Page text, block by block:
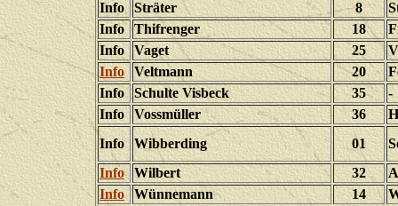
Info
Sträter 8
Info
Thifrenger 18
Info
Vaget 25
Info
Veltmann 20
Info
Schulte Visbeck 35
-
Info
Vossmüller 36
Info
Wibberding 01
Info
Wilbert 32
Info
Wünnemann 14